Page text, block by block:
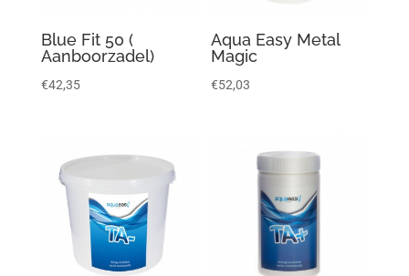
Blue Fit 50 (
Aanboorzadel)
€42,35
Aqua Easy Metal
Magic
€52,03